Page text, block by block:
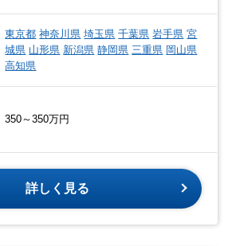
東京都 神奈川県 埼玉県 千葉県 岩手県 宮
城県 山形県 新潟県 静岡県 三重県 岡山県
高知県
350～350万円
詳しく見る